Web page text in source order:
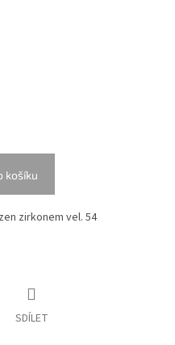
košíku
zirkonem vel. 54
SDÍLET